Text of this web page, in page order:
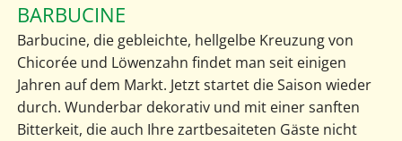
BARBUCINE
Barbucine, die gebleichte, hellgelbe Kreuzung von
Chicorée und Löwenzahn findet man seit einigen
Jahren auf dem Markt. Jetzt startet die Saison wieder
durch. Wunderbar dekorativ und mit einer sanften
Bitterkeit, die auch Ihre zartbesaiteten Gäste nicht